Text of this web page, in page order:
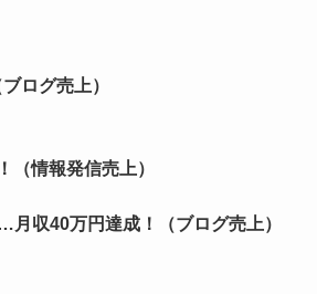
ログ売上）
（情報発信売上）
収40万円達成！（ブログ売上）